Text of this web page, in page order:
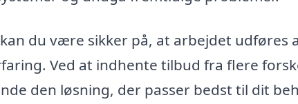
du være sikker på, at arbejdet udføres
Ved at indhente tilbud fra flere
den løsning, der passer bedst til dit